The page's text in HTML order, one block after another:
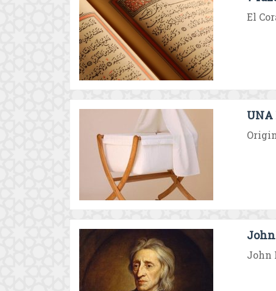
El
UNA
John